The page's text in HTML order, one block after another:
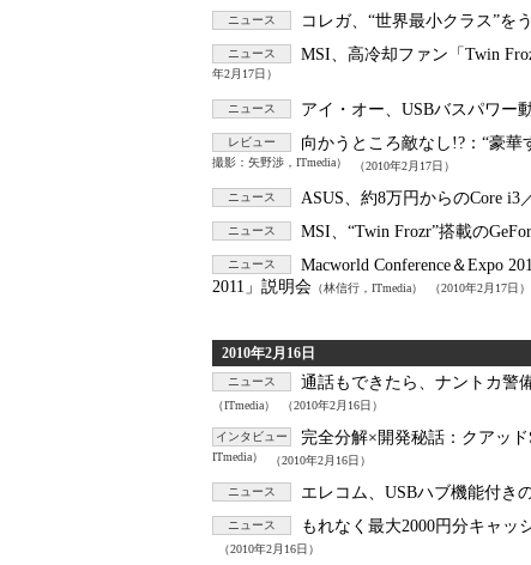
ニュース コレガ、“世界最小クラス”を
ニュース MSI、高冷却ファン「Twin
年2月17日）
ニュース アイ・オー、USBバスパワー
レビュー 向かうところ敵なし!?： “豪華
撮影：矢野渉，ITmedia） （2010年2月17日）
ニュース ASUS、約8万円からのCore i3
ニュース MSI、“Twin Frozr”搭載の
ニュース Macworld Conference＆Expo
2011」説明会 （林信行，ITmedia） （2010年2月17日）
2010年2月16日
ニュース 通話もできたら、ナントカ警
（ITmedia） （2010年2月16日）
インタビュー 完全分解×開発秘話： クアッ
ITmedia） （2010年2月16日）
ニュース エレコム、USBハブ機能付き
ニュース もれなく最大2000円分キャ
（2010年2月16日）